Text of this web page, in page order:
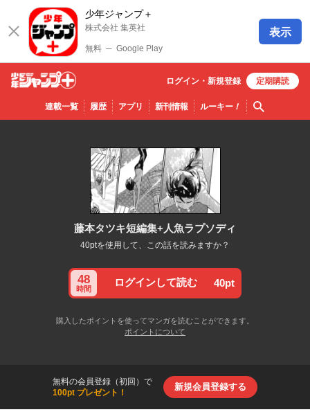
少年ジャンプ＋
株式会社 集英社
無料 ─ Google Play
表示
少年ジ
ャンプ
連載一覧 履歴 アプリ 新刊情報 ルーキー！ 検索
ログイン・ 新規登録 定期購読
藤本タツキ短編集+人魚ラプソディ
40ptを使用して、この話を読みますか？
48
時間
ログインして読む 40pt
購入したポイントを使ってマンガを読むことができます。
ポイントについて
無料の会員登録（初回）で
100pt プレゼント！
新規会員登録する